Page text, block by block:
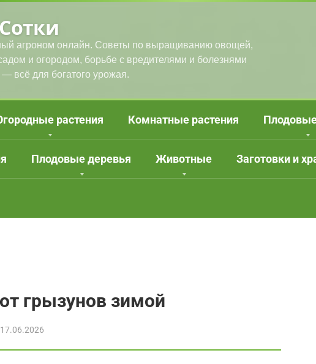
агроном онлайн. Советы по выращиванию овощей,
и огородом, борьбе с вредителями и болезнями
— всё для богатого урожая.
растения Комнатные растения
Плодовые деревья Животные Заготовки и
грызунов зимой
17.06.2026